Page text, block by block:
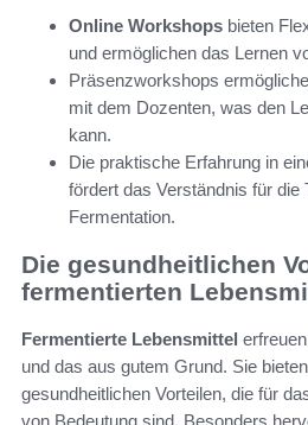
Online Workshops bieten
und ermöglichen das Lernen
Präsenzworkshops
mit dem Dozenten, was den
kann.
Die praktische Erfahrung in
fördert das Verständnis für die
Fermentation.
Die gesundheitlichen
fermentierten
Fermentierte Lebensmittel
und das aus gutem Grund. Sie
gesundheitlichen Vorteilen, die für